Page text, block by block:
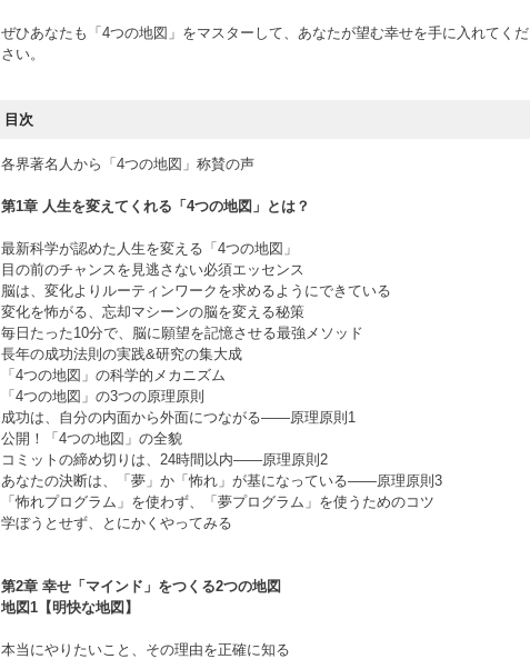
ぜひあなたも「4つの地図」をマスターして、あなたが望む幸せを手に入れてくだ
さい。
目次
各界著名人から「4つの地図」称賛の声
第1章 人生を変えてくれる「4つの地図」とは？
最新科学が認めた人生を変える「4つの地図」
目の前のチャンスを見逃さない必須エッセンス
脳は、変化よりルーティンワークを求めるようにできている
変化を怖がる、忘却マシーンの脳を変える秘策
毎日たった10分で、脳に願望を記憶させる最強メソッド
長年の成功法則の実践&研究の集大成
「4つの地図」の科学的メカニズム
「4つの地図」の3つの原理原則
成功は、自分の内面から外面につながる――原理原則1
公開！「4つの地図」の全貌
コミットの締め切りは、24時間以内――原理原則2
あなたの決断は、「夢」か「怖れ」が基になっている――原理原則3
「怖れプログラム」を使わず、「夢プログラム」を使うためのコツ
学ぼうとせず、とにかくやってみる
第2章 幸せ「マインド」をつくる2つの地図
地図1【明快な地図】
本当にやりたいこと、その理由を正確に知る